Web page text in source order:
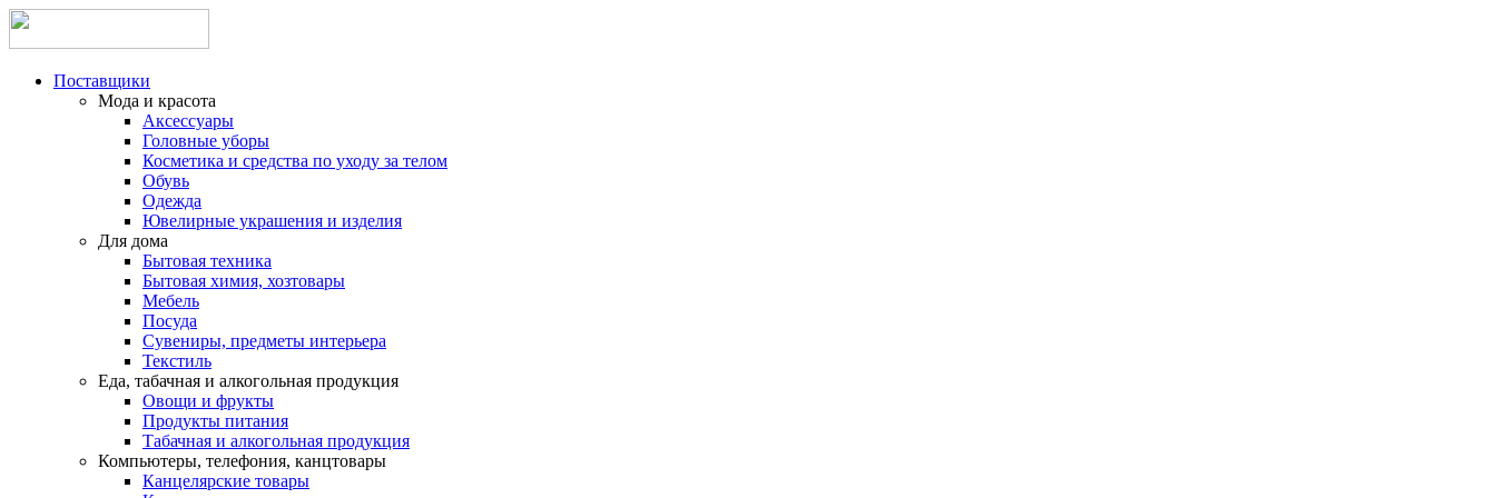
Поставщики
Мода и красота
Аксессуары
Головные уборы
Косметика и средства по уходу за телом
Обувь
Одежда
Ювелирные украшения и изделия
Для дома
Бытовая техника
Бытовая химия, хозтовары
Мебель
Посуда
Сувениры, предметы интерьера
Текстиль
Еда, табачная и алкогольная продукция
Овощи и фрукты
Продукты питания
Табачная и алкогольная продукция
Компьютеры, телефония, канцтовары
Канцелярские товары